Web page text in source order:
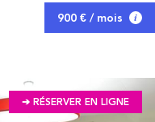
900 € / mois
➔ RÉSERVER EN LIGNE